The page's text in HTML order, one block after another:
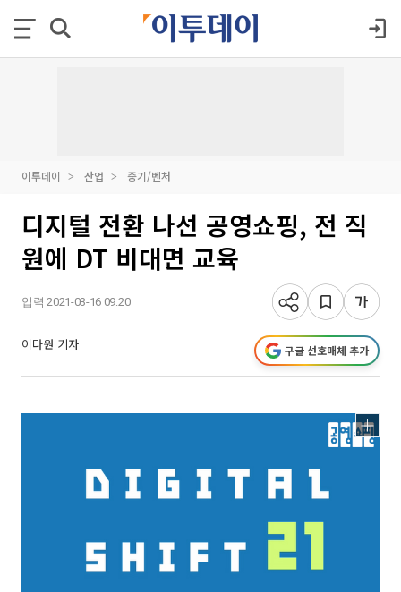
이투데이 산업 중기/벤처
디지털 전환 나선 공영쇼핑, 전 직
원에 DT 비대면 교육
입력 2021-03-16 09:20
이다원 기자 구글 선호매체 추가